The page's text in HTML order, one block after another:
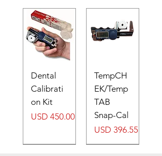
Dental
Calibrati
on Kit
Precio
USD 450.00
TempCH
EK/Temp
TAB
Snap-Cal
Precio
USD 396.55